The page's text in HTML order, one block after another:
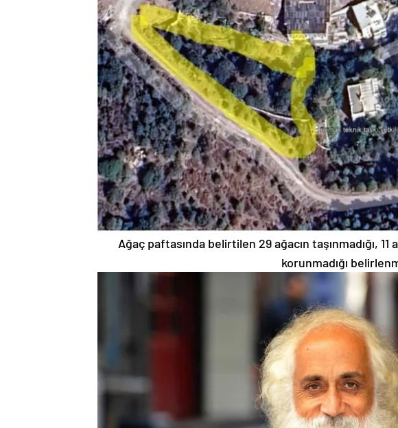
Ağaç paftasında belirtilen 29 ağacın taşınmadığı,
korunmadığı